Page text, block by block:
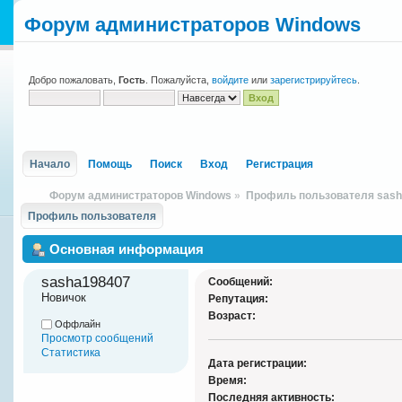
Форум администраторов Windows
Добро пожаловать, Гость . Пожалуйста, войдите или зарегистрируйтесь
Начало Помощь Поиск Вход Регистрация
Форум администраторов Windows »
Профиль пользователя
Профиль пользователя
Основная информация
sasha198407
Новичок
Оффлайн
Просмотр сообщений
Статистика
Сообщений:
Репутация:
Возраст:
Дата регистрации:
Время:
Последняя активность: